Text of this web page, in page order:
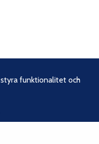
funktionalitet och